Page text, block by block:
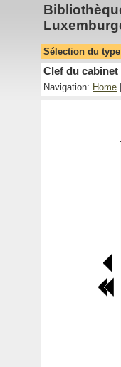
Sélection du
Clef du cabinet
Navigation: Home